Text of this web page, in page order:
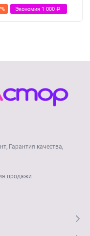
Экономия 1 000 Р
Гарантия качества,
продажи